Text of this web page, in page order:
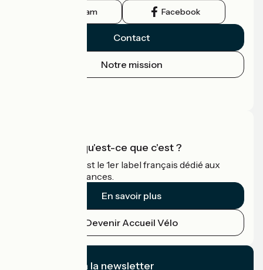
Instagram Facebook
Contact
Notre mission
Accueil Vélo qu'est-ce que c'est ?
Accueil Vélo c'est le 1er label français dédié aux
cyclistes en vacances.
En savoir plus
Devenir Accueil Vélo
Je m'abonne à la newsletter